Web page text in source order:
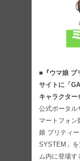
■『ウマ娘 プ
サイトに「
キャラクター
公式ポータル
マートフォン
娘 プリティ
SYSTEM」
ム内に登場す